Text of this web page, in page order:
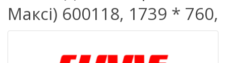
Максі) 600118, 1739 * 760,